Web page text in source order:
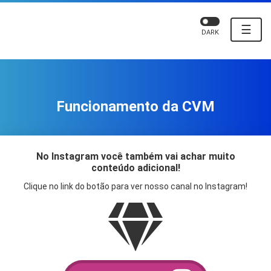
☰
DARK
Funcionamento da CVM
No Instagram você também vai achar muito
conteúdo adicional!
Clique no link do botão para ver nosso canal no Instagram!